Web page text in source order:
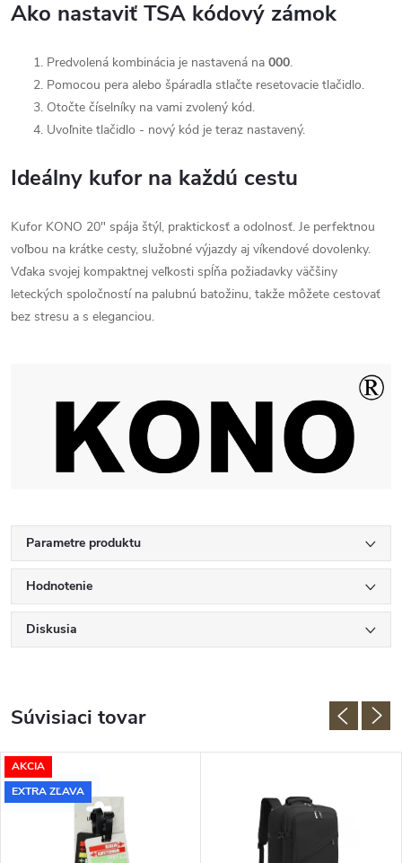
Ako nastaviť TSA kódový zámok
Predvolená kombinácia je nastavená na 000.
Pomocou pera alebo špáradla stlačte resetovacie tlačidlo.
Otočte číselníky na vami zvolený kód.
Uvoľnite tlačidlo - nový kód je teraz nastavený.
Ideálny kufor na každú cestu
Kufor KONO 20" spája štýl, praktickosť a odolnosť. Je perfektnou
voľbou na krátke cesty, služobné výjazdy aj víkendové dovolenky.
Vďaka svojej kompaktnej veľkosti spĺňa požiadavky väčšiny
leteckých spoločností na palubnú batožinu, takže môžete cestovať
bez stresu a s eleganciou.
Parametre produktu
Hodnotenie
Diskusia
Súvisiaci tovar
AKCIA
EXTRA ZĽAVA